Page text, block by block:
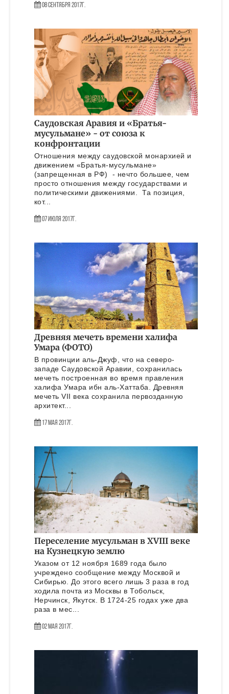
08 Сентября 2017г.
Саудовская Аравия и «Братья-
мусульмане» - от союза к
конфронтации
Отношения между саудовской монархией и
движением «Братья-мусульмане»
(запрещенная в РФ) - нечто большее, чем
просто отношения между государствами и
политическими движениями. Та позиция,
кот...
07 Июля 2017г.
Древняя мечеть времени халифа
Умара (ФОТО)
В провинции аль-Джуф, что на северо-
западе Саудовской Аравии, сохранилась
мечеть построенная во время правления
халифа Умара ибн аль-Хаттаба. Древняя
мечеть VII века сохранила первозданную
архитект...
17 Мая 2017г.
Переселение мусульман в XVIII веке
на Кузнецкую землю
Указом от 12 ноября 1689 года было
учреждено сообщение между Москвой и
Сибирью. До этого всего лишь 3 раза в год
ходила почта из Москвы в Тобольск,
Нерчинск, Якутск. В 1724-25 годах уже два
раза в мес...
02 Мая 2017г.